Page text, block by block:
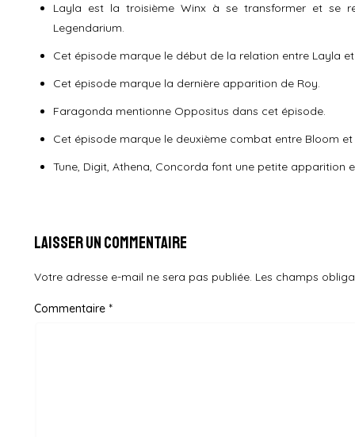
Layla est la troisième Winx à se transformer et se
Legendarium.
Cet épisode marque le début de la relation entre Layla et
Cet épisode marque la dernière apparition de Roy.
Faragonda mentionne Oppositus dans cet épisode.
Cet épisode marque le deuxième combat entre Bloom et
Tune, Digit, Athena, Concorda font une petite apparition
Laisser un commentaire
Votre adresse e-mail ne sera pas publiée. Les champs
Commentaire*